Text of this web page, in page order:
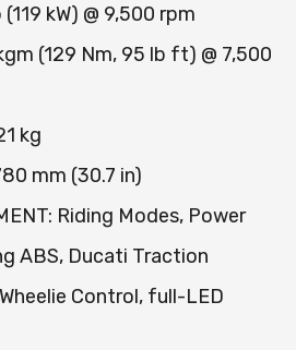
(119 kW) @ 9,500 rpm
(129 Nm, 95 lb ft) @ 7,500
kg
mm (30.7 in)
Riding Modes, Power
ABS, Ducati Traction
Control, full-LED